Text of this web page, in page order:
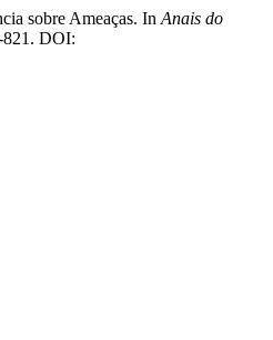
sobre Ameaças. In Anais do
821. DOI: